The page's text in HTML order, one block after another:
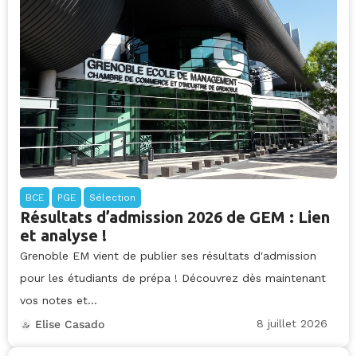
BCE PGE Sélection
Résultats d’admission 2026 de GEM : Lien
et analyse !
Grenoble EM vient de publier ses résultats d'admission
pour les étudiants de prépa ! Découvrez dès maintenant
vos notes et...
Elise Casado
8 juillet 2026